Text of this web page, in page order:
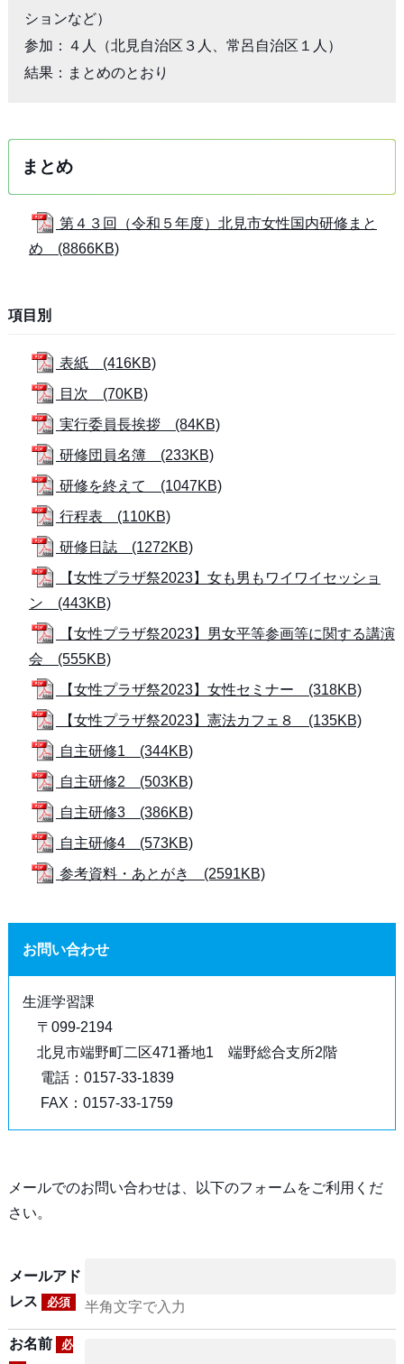
ションなど）
参加：４人（北見自治区３人、常呂自治区１人）
結果：まとめのとおり
まとめ
第４３回（令和５年度）北見市女性国内研修まと
め (8866KB)
項目別
表紙 (416KB)
目次 (70KB)
実行委員長挨拶 (84KB)
研修団員名簿 (233KB)
研修を終えて (1047KB)
行程表 (110KB)
研修日誌 (1272KB)
【女性プラザ祭2023】女も男もワイワイセッショ
ン (443KB)
【女性プラザ祭2023】男女平等参画等に関する講演
会 (555KB)
【女性プラザ祭2023】女性セミナー (318KB)
【女性プラザ祭2023】憲法カフェ８ (135KB)
自主研修1 (344KB)
自主研修2 (503KB)
自主研修3 (386KB)
自主研修4 (573KB)
参考資料・あとがき (2591KB)
お問い合わせ
生涯学習課
〒099-2194
北見市端野町二区471番地1 端野総合支所2階
電話：0157-33-1839
FAX：0157-33-1759
メールでのお問い合わせは、以下のフォームをご利用くだ
さい。
メールアド
レス
必須 半角文字で入力
お名前
必